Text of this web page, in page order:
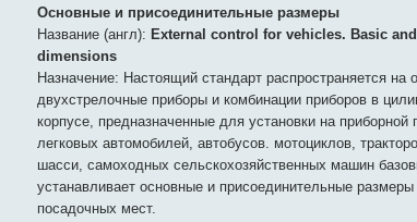
Основные и присоединительные размеры
Название (англ): External control for vehicles. Basic
dimensions
Назначение: Настоящий стандарт распространяется на
двухстрелочные приборы и комбинации приборов в
корпусе, предназначенные для установки на приборной
легковых автомобилей, автобусов. мотоциклов,
шасси, самоходных сельскохозяйственных машин
устанавливает основные и присоединительные размеры
посадочных мест.